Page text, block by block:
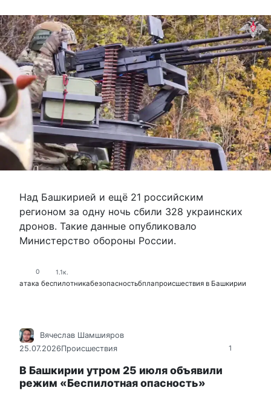
Над Башкирией и ещё 21 российским
регионом за одну ночь сбили 328 украинских
дронов. Такие данные опубликовало
Министерство обороны России.
0 1.1к.
атака беспилотникабезопасностьбплапроисшествия в Башкирии
1
Вячеслав Шамшияров
25.07.2026Происшествия
В Башкирии утром 25 июля объявили
режим «Беспилотная опасность»